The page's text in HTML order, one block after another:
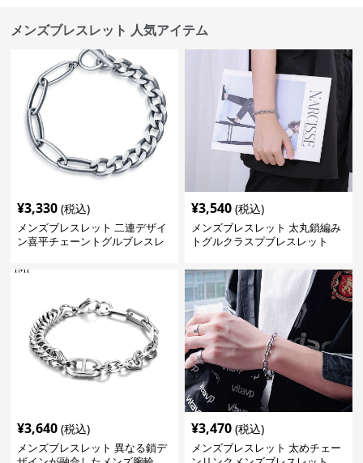
メンズブレスレット 人気アイテム
¥3,330 (税込)
メンズブレスレット 二連デザイ
ン喜平チェーントグルブレスレ
¥3,540 (税込)
メンズブレスレット 太丸鎖編み
トグルクラスプブレスレット
¥3,640 (税込)
メンズブレスレット 異なる鎖デ
¥3,470 (税込)
メンズブレスレット 太めチェー